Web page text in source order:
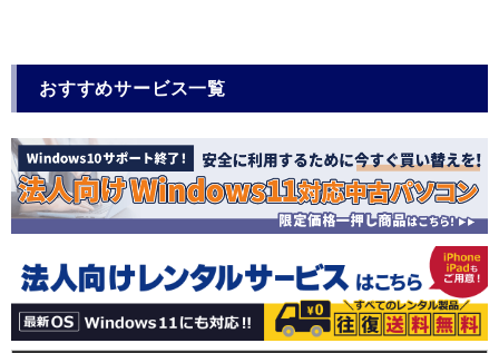
おすすめサービス一覧